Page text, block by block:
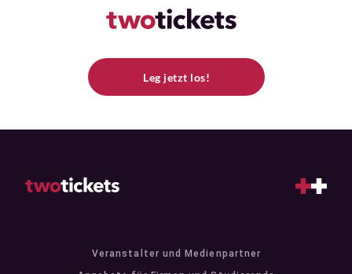
Leg jetzt los!
Veranstalter und Medienpartner